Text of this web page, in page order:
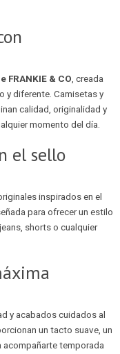
FRANKIE & CO, creada
y diferente. Camisetas y
calidad, originalidad y
momento del día.
el sello
inspirados en el
para ofrecer un estilo
shorts o cualquier
y acabados cuidados al
un tacto suave, un
acompañarte temporada